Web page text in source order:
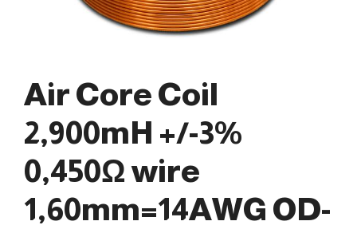
Air Core Coil
2,900mH +/-3%
0,450Ω wire
1,60mm=14AWG OD-